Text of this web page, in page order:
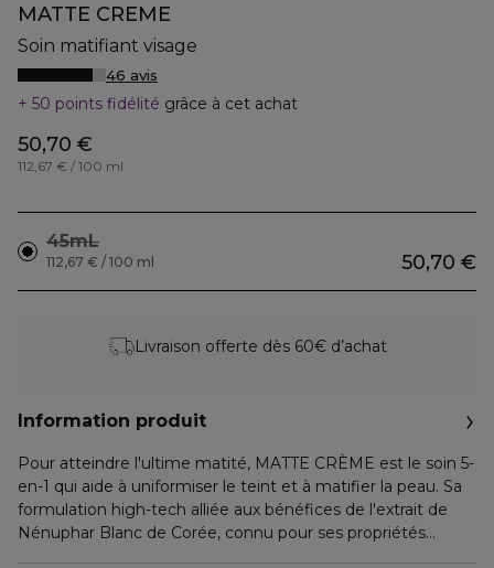
MATTE CREME
Soin matifiant visage
46 avis
50 points fidélité grâce à cet achat
50,70 €
112,67 € / 100 ml
45mL
50,70 €
112,67 € / 100 ml
Livraison offerte dès 60€ d’achat
Information produit
Pour atteindre l'ultime matité, MATTE CRÈME est le soin 5-
en-1 qui aide à uniformiser le teint et à matifier la peau. Sa
formulation high-tech alliée aux bénéfices de l'extrait de
Nénuphar Blanc de Corée, connu pour ses propriétés